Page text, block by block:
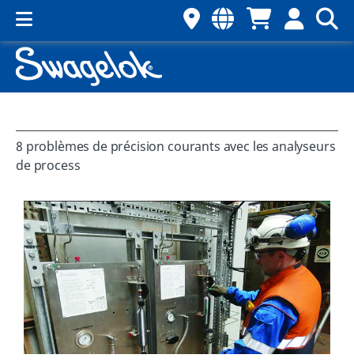
8 problèmes de précision courants avec les analyseurs
de process